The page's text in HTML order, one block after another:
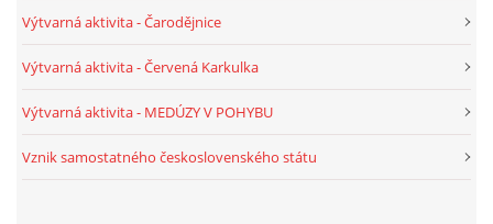
MIKULÁŠSKÁ NADÍLKA
UČTE DĚTI PROŽITKEM
Výtvarná aktivita - Čarodějnice
Výtvarná aktivita - Červená Karkulka
Výtvarná aktivita - MEDÚZY V POHYBU
Vznik samostatného československého státu